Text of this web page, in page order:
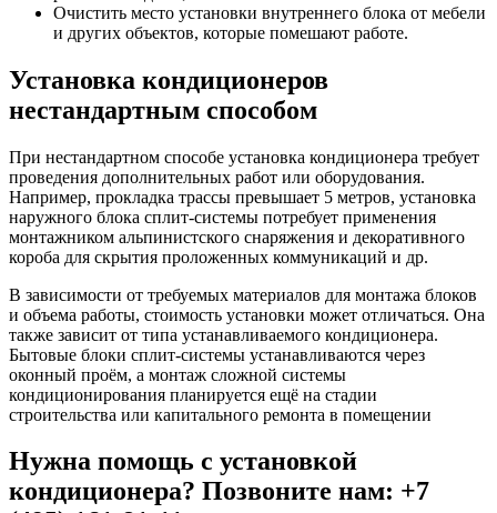
Очистить место установки внутреннего блока от мебели
и других объектов, которые помешают работе.
Установка кондиционеров
нестандартным способом
При нестандартном способе установка кондиционера требует
проведения дополнительных работ или оборудования.
Например, прокладка трассы превышает 5 метров, установка
наружного блока сплит-системы потребует применения
монтажником альпинистского снаряжения и декоративного
короба для скрытия проложенных коммуникаций и др.
В зависимости от требуемых материалов для монтажа блоков
и объема работы, стоимость установки может отличаться. Она
также зависит от типа устанавливаемого кондиционера.
Бытовые блоки сплит-системы устанавливаются через
оконный проём, а монтаж сложной системы
кондиционирования планируется ещё на стадии
строительства или капитального ремонта в помещении
Нужна помощь с установкой
кондиционера? Позвоните нам: +7